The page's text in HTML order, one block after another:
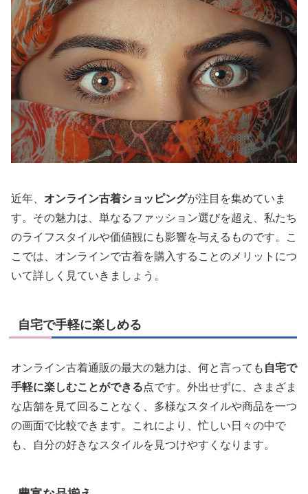
近年、 オンライン古着ショッピングが注目を集めていま
す。その魅力は、単なるファッション選びを超え、私たち
のライフスタイルや価値観にも影響を与えるものです。こ
こでは、オンラインで古着を購入することのメリットにつ
いて詳しく見ていきましょう。
自宅で手軽に楽しめる
オンライン古着通販の最大の魅力は、何と言っても 自宅で
手軽に楽しむことができる点です。外出せずに、さまざま
な店舗を見て回ることなく、多様なスタイルや商品を一つ
の画面で比較できます。これにより、忙しい日々の中で
も、自分の好きなスタイルを見つけやすくなります。